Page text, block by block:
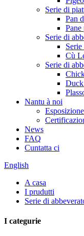
Serie di
Pan
Serie di
Cù
Serie di
Duck
Nantu à noi
Esposizione
News
FAQ
Cuntatta ci
English
A casa
I prudutti
Serie di
I categurie